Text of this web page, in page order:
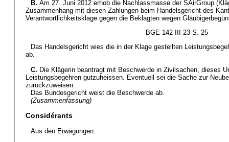
B. Am 27. Juni 2012 erhob die Nachlassmasse der SAirGroup
Zusammenhang mit diesen Zahlungen beim Handelsgericht des
Verantwortlichkeitsklage gegen die Beklagten wegen
BGE 142 III 23 S. 25
Das Handelsgericht wies die in der Klage gestellten
ab.
C. Die Klägerin beantragt mit Beschwerde in Zivilsachen, dieses
Leistungsbegehren gutzuheissen. Eventuell sei die Sache zur
zurückzuweisen.
Das Bundesgericht weist die Beschwerde ab.
(Zusammenfassung)
Considérants
Aus den Erwägungen: